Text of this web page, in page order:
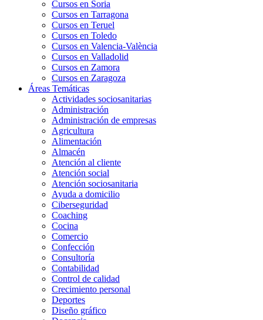
Cursos en Soria
Cursos en Tarragona
Cursos en Teruel
Cursos en Toledo
Cursos en Valencia-València
Cursos en Valladolid
Cursos en Zamora
Cursos en Zaragoza
Áreas Temáticas
Actividades sociosanitarias
Administración
Administración de empresas
Agricultura
Alimentación
Almacén
Atención al cliente
Atención social
Atención sociosanitaria
Ayuda a domicilio
Ciberseguridad
Coaching
Cocina
Comercio
Confección
Consultoría
Contabilidad
Control de calidad
Crecimiento personal
Deportes
Diseño gráfico